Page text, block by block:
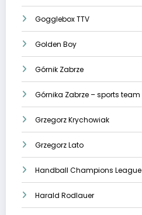
Gogglebox TTV
Golden Boy
Górnik Zabrze
Górnika Zabrze – sports team
Grzegorz Krychowiak
Grzegorz Lato
Handball Champions League
Harald Rodlauer